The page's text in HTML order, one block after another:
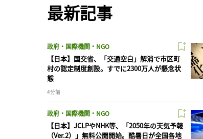
最新記事
政府・国際機関・NGO
【日本】国交省、「交通空白」解消で市区町
村の認定制度創設。すでに2300万人が懸念状
態
4分前
政府・国際機関・NGO
【日本】JCLPやNHK等、「2050年の天気予報
（Ver.2）」無料公開開始。酷暑日が全国各地